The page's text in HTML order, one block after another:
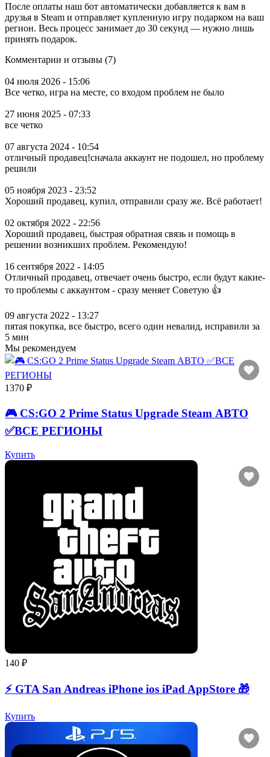
После оплаты наш бот автоматически добавляется к вам в
друзья в Steam и отправляет купленную игру подарком на ваш
регион. Весь процесс занимает до 30 секунд — нужно лишь
принять подарок.
Комментарии и отзывы (7)
04 июля 2026 - 15:06
Все четко, игра на месте, со входом проблем не было
27 июня 2025 - 07:33
все четко
07 августа 2024 - 10:54
отличный продавец!сначала аккаунт не подошел, но проблему
решили
05 ноября 2023 - 23:52
Хороший продавец, купил, отправили сразу же. Всё работает!
02 октября 2022 - 22:56
Хороший продавец, быстрая обратная связь и помощь в
решении возникших проблем. Рекомендую!
16 сентября 2022 - 14:05
Отличный продавец, отвечает очень быстро, если будут какие-
то проблемы с аккаунтом - сразу меняет Советую 👍
09 августа 2022 - 13:27
пятая покупка, все быстро, всего один невалид, исправили за
5 мин
Мы рекомендуем
1370 ₽
🎮 CS:GO 2 Prime Status Upgrade Steam АВТО
✅ВСЕ РЕГИОНЫ
Купить
140 ₽
⚡️ GTA San Andreas iPhone ios iPad AppStore 🎁
Купить